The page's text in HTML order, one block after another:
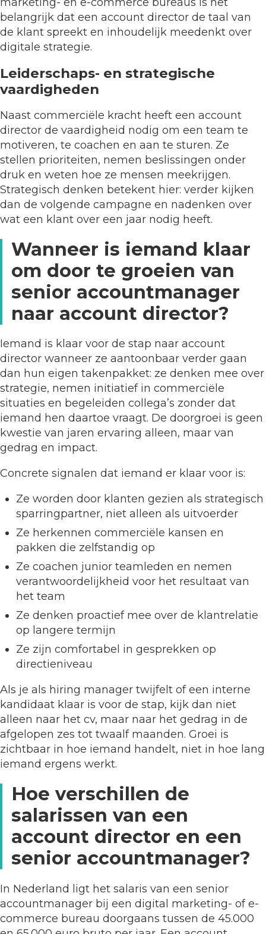
belangrijk dat een account director de taal van
de klant spreekt en inhoudelijk meedenkt over
digitale strategie.
Leiderschaps- en strategische
vaardigheden
Naast commerciële kracht heeft een account
director de vaardigheid nodig om een team te
motiveren, te coachen en aan te sturen. Ze
stellen prioriteiten, nemen beslissingen onder
druk en weten hoe ze mensen meekrijgen.
Strategisch denken betekent hier: verder kijken
dan de volgende campagne en nadenken over
wat een klant over een jaar nodig heeft.
Wanneer is iemand klaar
om door te groeien van
senior accountmanager
naar account director?
Iemand is klaar voor de stap naar account
director wanneer ze aantoonbaar verder gaan
dan hun eigen takenpakket: ze denken mee over
strategie, nemen initiatief in commerciële
situaties en begeleiden collega’s zonder dat
iemand hen daartoe vraagt. De doorgroei is geen
kwestie van jaren ervaring alleen, maar van
gedrag en impact.
Concrete signalen dat iemand er klaar voor is:
Ze worden door klanten gezien als strategisch
sparringpartner, niet alleen als uitvoerder
Ze herkennen commerciële kansen en
pakken die zelfstandig op
Ze coachen junior teamleden en nemen
verantwoordelijkheid voor het resultaat van
het team
Ze denken proactief mee over de klantrelatie
op langere termijn
Ze zijn comfortabel in gesprekken op
directieniveau
Als je als hiring manager twijfelt of een interne
kandidaat klaar is voor de stap, kijk dan niet
alleen naar het cv, maar naar het gedrag in de
afgelopen zes tot twaalf maanden. Groei is
zichtbaar in hoe iemand handelt, niet in hoe lang
iemand ergens werkt.
Hoe verschillen de
salarissen van een
account director en een
senior accountmanager?
In Nederland ligt het salaris van een senior
accountmanager bij een digital marketing- of e-
commerce bureau doorgaans tussen de 45.000